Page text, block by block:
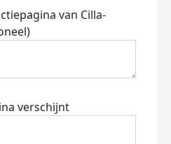
van Cilla-
verschijnt